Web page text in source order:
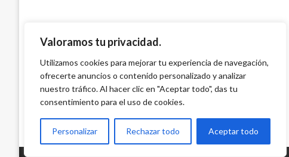
Valoramos tu privacidad.
Utilizamos cookies para mejorar tu experiencia de navegación,
ofrecerte anuncios o contenido personalizado y analizar
nuestro tráfico. Al hacer clic en "Aceptar todo", das tu
consentimiento para el uso de cookies.
Personalizar Rechazar todo Aceptar todo